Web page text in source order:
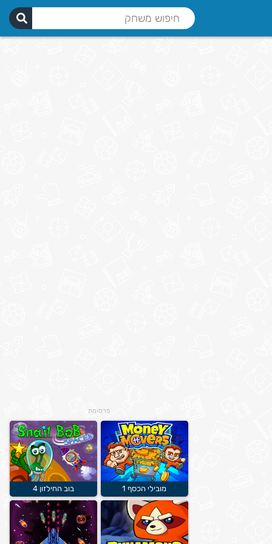
פרסומת
מובילי הכסף 1 בוב החילזון 4